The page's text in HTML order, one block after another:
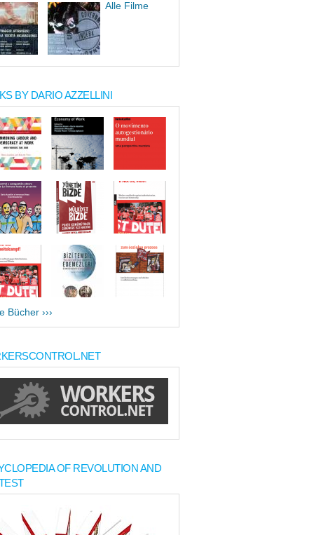
Alle Filme
BY DARIO AZZELLINI
Bücher ›››
OF REVOLUTION AND